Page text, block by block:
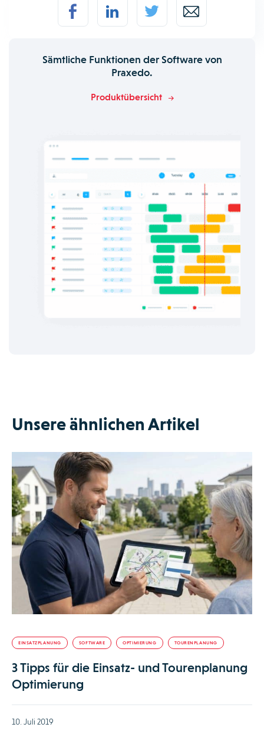
Sämtliche Funktionen der Software von
Praxedo.
Produktübersicht
Unsere ähnlichen Artikel
EINSATZPLANUNG SOFTWARE OPTIMIERUNG TOURENPLANUNG
3 Tipps für die Einsatz- und Tourenplanung
Optimierung
10. Juli 2019